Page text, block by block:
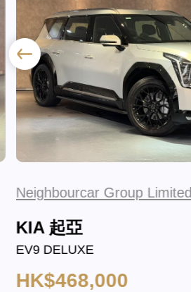
Neighbourcar Group Limited
KIA 起亞
EV9 DELUXE
HK$468,000